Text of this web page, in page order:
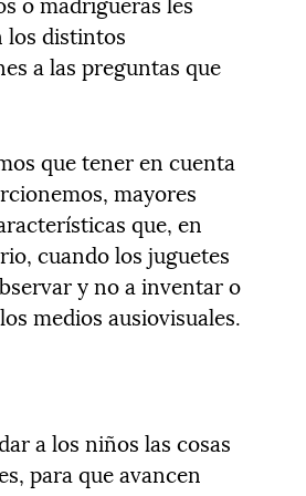
los distintos
a las preguntas que
que tener en cuenta
mayores
que, en
cuando los juguetes
y no a inventar o
medios ausiovisuales.
a los niños las cosas
para que avancen